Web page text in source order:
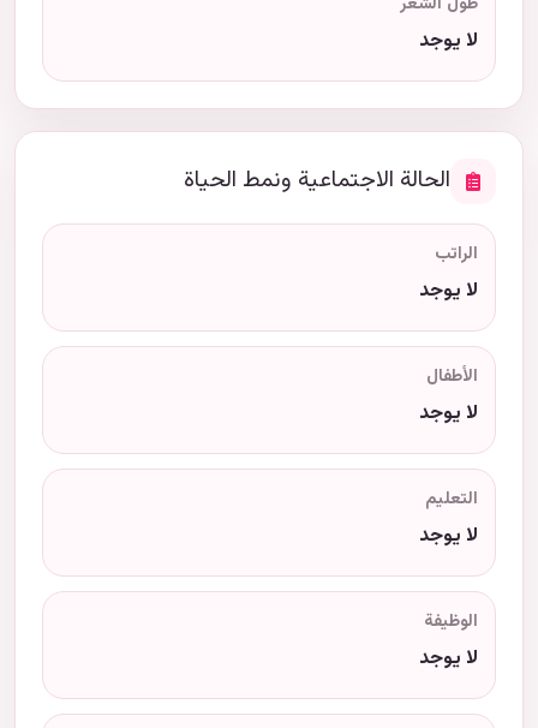
لا يوجد
الحالة الاجتماعية ونمط الحياة
الراتب
لا يوجد
الأطفال
لا يوجد
التعليم
لا يوجد
الوظيفة
لا يوجد